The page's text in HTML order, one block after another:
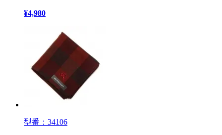
¥4,980
型番：34106